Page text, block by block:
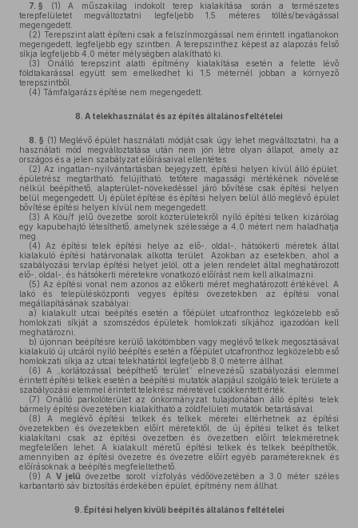
7. § (1) A műszakilag indokolt terep kialakítása során a természetes
terepfelületet megváltoztatni legfeljebb 1,5 méteres töltés/bevágással
megengedett.
(2) Terepszint alatt építeni csak a felszínmozgással nem érintett ingatlanokon
megengedett, legfeljebb egy szintben. A terepszinthez képest az alapozás felső
síkja legfeljebb 4,0 méter mélységben alakítható ki.
(3) Önálló terepszint alatti építmény kialakítása esetén a felette lévő
földtakarással együtt sem emelkedhet ki 1,5 méternél jobban a környező
terepszintből.
(4) Támfalgarázs építése nem megengedett.
8. A telekhasználat és az építés általánosfeltételei
8. § (1) Meglévő épület használati módját csak úgy lehet megváltoztatni, ha a
használati mód megváltoztatása után nem jön létre olyan állapot, amely az
országos és a jelen szabályzat előírásaival ellentétes.
(2) Az ingatlan-nyilvántartásban bejegyzett, építési helyen kívül álló épület,
épületrész megtartható, felújítható, tetőtere magassági mértékének növelése
nélkül beépíthető, alapterület-növekedéssel járó bővítése csak építési helyen
belül megengedett. Új épület építése és építési helyen belül álló meglévő épület
bővítése építési helyen kívül nem megengedett.
(3) A Köu/f jelű övezetbe sorolt közterületekről nyíló építési telken kizárólag
egy kapubehajtó létesíthető, amelynek szélessége a 4,0 métert nem haladhatja
meg.
(4) Az építési telek építési helye az elő-, oldal-, hátsókerti méretek által
kialakuló építési határvonalak alkotta terület. Azokban az esetekben, ahol a
szabályozási tervlap építési helyet jelöl, ott a jelen rendelet által meghatározott
elő-, oldal-, és hátsókerti méretekre vonatkozó előírást nem kell alkalmazni.
(5) Az építési vonal nem azonos az előkerti méret meghatározott értékével. A
lakó és településközponti vegyes építési övezetekben az építési vonal
megállapításának szabályai:
a) kialakult utcai beépítés esetén a főépület utcafronthoz legközelebb eső
homlokzati síkját a szomszédos épületek homlokzati síkjához igazodóan kell
meghatározni,
b) újonnan beépítésre kerülő lakótömbben vagy meglévő telkek megosztásával
kialakuló új utcáról nyíló beépítés esetén a főépület utcafronthoz legközelebb eső
homlokzati síkja az utcai telekhatártól legfeljebb 8,0 méterre állhat.
(6) A „korlátozással beépíthető terület” elnevezésű szabályozási elemmel
érintett építési telkek esetén a beépítési mutatók alapjául szolgáló telek területe a
szabályozási elemmel érintett telekrész méretével csökkentett érték.
(7) Önálló parkolóterület az önkormányzat tulajdonában álló építési telek
bármely építési övezetében kialakítható a zöldfelületi mutatók betartásával.
(8) A meglévő építési telkek és telkek méretei eltérhetnek az építési
övezetekben és övezetekben előírt méretektől, de új építési telket és telket
kialakítani csak az építési övezetben és övezetben előírt telekméretnek
megfelelően lehet. A kialakult méretű építési telkek és telkek beépíthetők,
amennyiben az építési övezetre és övezetre előírt egyéb paramétereknek és
előírásoknak a beépítés megfeleltethető.
(9) AV jelű övezetbe sorolt vízfolyás védőövezetében a 3,0 méter széles
karbantartó sáv biztosítás érdekében épület, építmény nem állhat.
9. Építési helyen kívüli beépítés általános feltételei